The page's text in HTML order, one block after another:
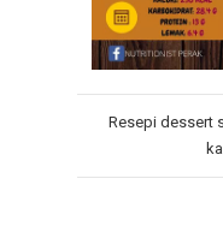
Resepi dessert